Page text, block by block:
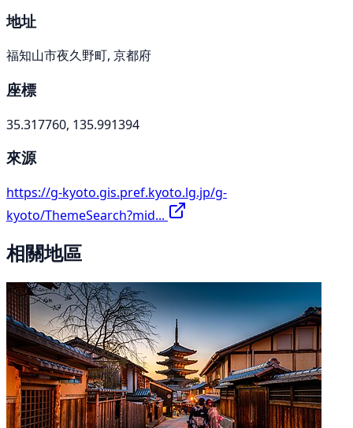
地址
福知山市夜久野町, 京都府
座標
35.317760, 135.991394
來源
https://g-kyoto.gis.pref.kyoto.lg.jp/g-
kyoto/ThemeSearch?mid...
相關地區